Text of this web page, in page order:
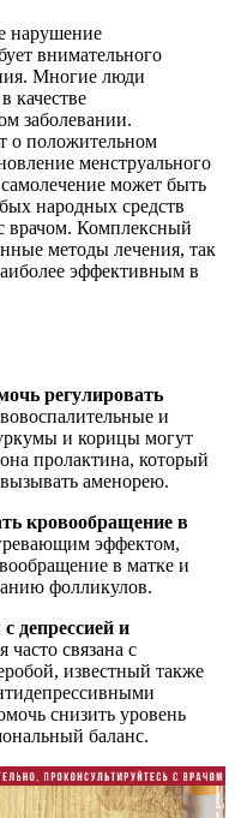
нарушение
внимательного
Многие люди
качестве
заболевании.
о положительном
менструального
может быть
народных средств
врачом. Комплексный
методы лечения, так
эффективным в
регулировать
и
и корицы могут
пролактина, который
аменорею.
кровообращение в
эффектом,
в матке и
фолликулов.
депрессией и
часто связана с
известный также
снизить уровень
баланс.